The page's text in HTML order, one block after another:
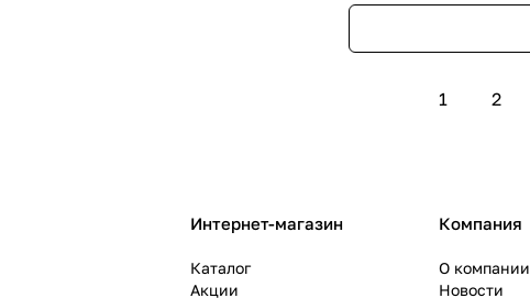
1 2
Интернет-магазин
Каталог
Акции
Компания
О компании
Новости